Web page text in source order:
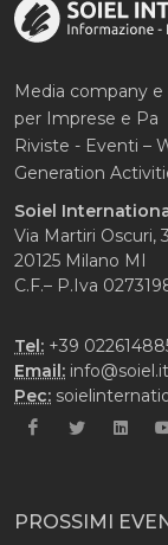
Media company e
per Imprese e Pa
Riviste - Eventi –
Generation
Soiel
Via Martiri Oscuri, 3
20125 Milano MI
C.F.– P.Iva
Tel: +39
Email: info@soiel.it
Pec:
PROSSIMI